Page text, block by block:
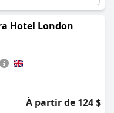
utilisent un fauteuil roulant
Hotel London
À partir de 124 $